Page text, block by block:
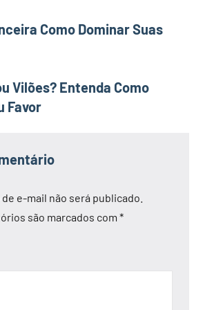
Como Dominar Suas
Vilões? Entenda Como
Favor
e-mail não será publicado.
são marcados com *